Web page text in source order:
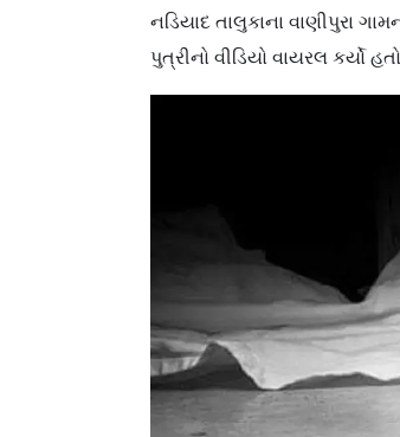
નડિયાદ તાલુકાના વાણીપુરા
પુત્રીનો વીડિયો વાયરલ કર્યો હતો